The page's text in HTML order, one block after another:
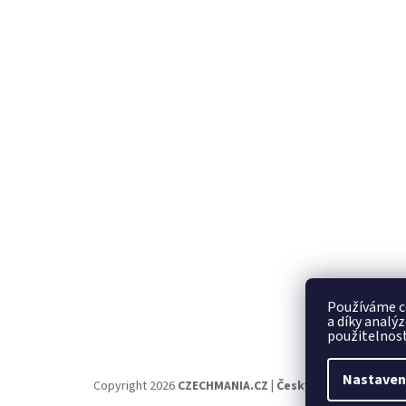
Používáme
a díky
Copyright 2026 CZECHMANIA.CZ | Český fanshop v